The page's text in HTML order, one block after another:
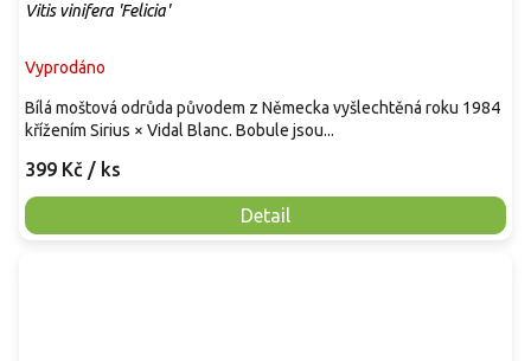
Vitis vinifera 'Felicia'
Vyprodáno
399 Kč / ks
Detail
Bílá moštová odrůda původem z Německa vyšlechtěná roku 1984
křížením Sirius × Vidal Blanc. Bobule jsou...